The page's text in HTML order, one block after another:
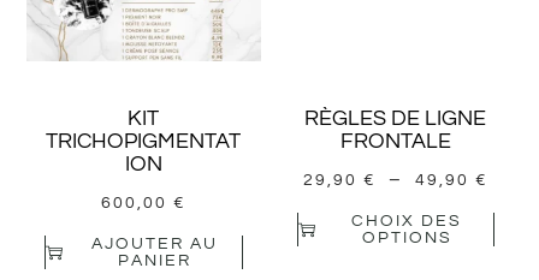
KIT
TRICHOPIGMENTAT
ION
600,00 €
AJOUTER AU
PANIER
RÈGLES DE LIGNE
FRONTALE
29,90 € – 49,90 €
CHOIX DES
OPTIONS